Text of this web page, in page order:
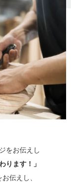
をお伝えし
ります！」
伝えし、